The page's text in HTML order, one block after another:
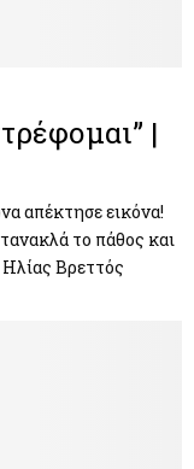
|
απέκτησε εικόνα!
το πάθος και
Ηλίας Βρεττός